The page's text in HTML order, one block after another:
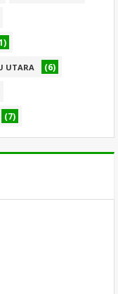
UTARA (6)
(7)